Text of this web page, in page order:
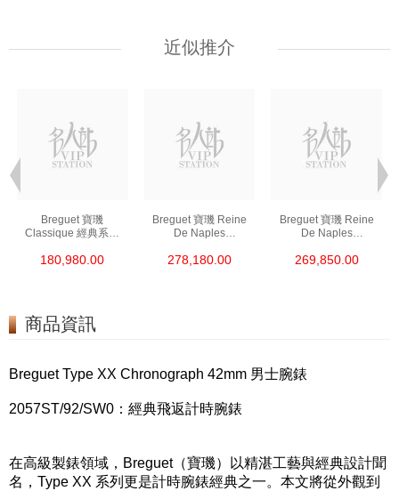
近似推介
Breguet 寶璣
Classique 經典系列
18kt玫瑰金/鑽
180,980.00
Breguet 寶璣 Reine
De Naples
8918bb/58/964/D00d3
278,180.00
Breguet 寶璣 Reine
De Naples
8918br/58/964/D00d/3
269,850.00
商品資訊
Breguet Type XX Chronograph 42mm 男士腕錶
2057ST/92/SW0：經典飛返計時腕錶
在高級製錶領域，Breguet（寶璣）以精湛工藝與經典設計聞
名，Type XX 系列更是計時腕錶經典之一。本文將從外觀到